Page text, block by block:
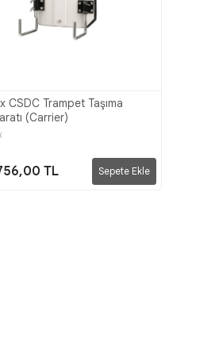
CSDC Trampet Taşıma
(Carrier)
TL Sepete Ekle